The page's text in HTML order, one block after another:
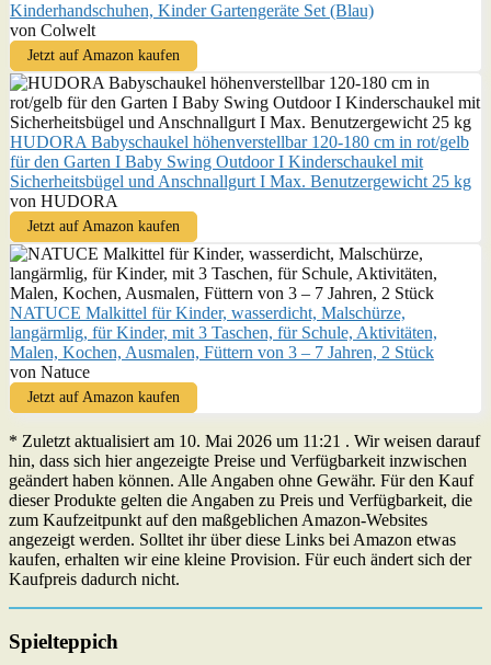
Kinderhandschuhen, Kinder Gartengeräte Set (Blau)
von Colwelt
Jetzt auf Amazon kaufen
HUDORA Babyschaukel höhenverstellbar 120-180 cm in rot/gelb
für den Garten I Baby Swing Outdoor I Kinderschaukel mit
Sicherheitsbügel und Anschnallgurt I Max. Benutzergewicht 25 kg
von HUDORA
Jetzt auf Amazon kaufen
NATUCE Malkittel für Kinder, wasserdicht, Malschürze,
langärmlig, für Kinder, mit 3 Taschen, für Schule, Aktivitäten,
Malen, Kochen, Ausmalen, Füttern von 3 – 7 Jahren, 2 Stück
von Natuce
Jetzt auf Amazon kaufen
* Zuletzt aktualisiert am 10. Mai 2026 um 11:21 . Wir weisen darauf
hin, dass sich hier angezeigte Preise und Verfügbarkeit inzwischen
geändert haben können. Alle Angaben ohne Gewähr. Für den Kauf
dieser Produkte gelten die Angaben zu Preis und Verfügbarkeit, die
zum Kaufzeitpunkt auf den maßgeblichen Amazon-Websites
angezeigt werden. Solltet ihr über diese Links bei Amazon etwas
kaufen, erhalten wir eine kleine Provision. Für euch ändert sich der
Kaufpreis dadurch nicht.
Spielteppich